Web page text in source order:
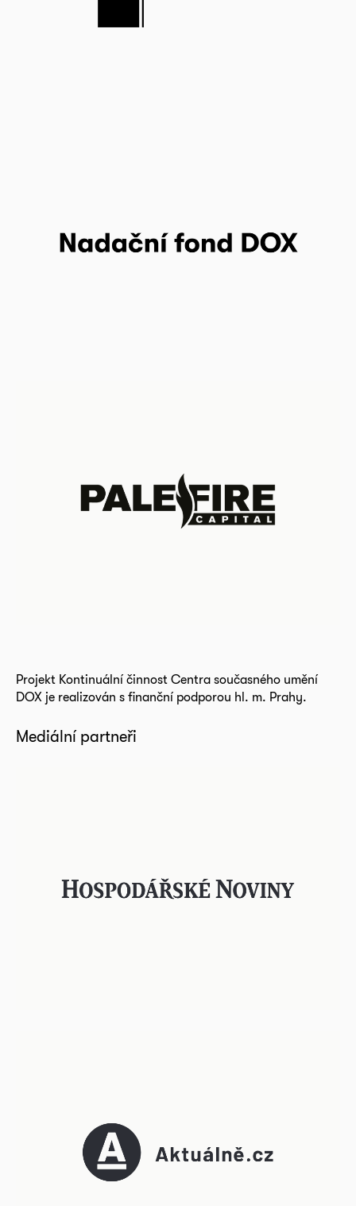
Projekt Kontinuální činnost Centra současného umění
DOX je realizován s finanční podporou hl. m. Prahy.
Mediální partneři